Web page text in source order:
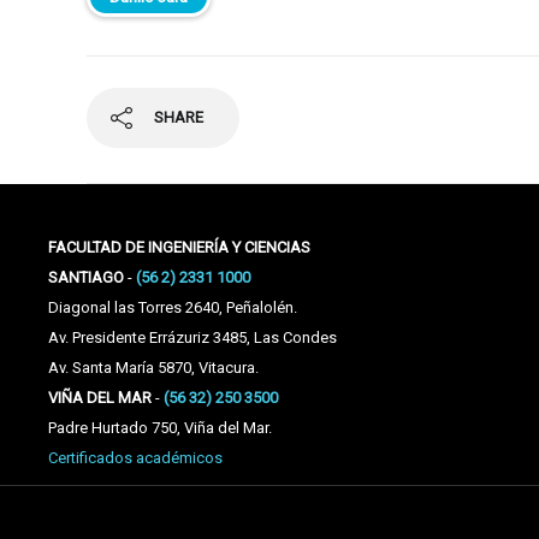
SHARE
FACULTAD DE INGENIERÍA Y CIENCIAS
SANTIAGO- (56 2) 2331 1000
Diagonal las Torres 2640, Peñalolén.
Av. Presidente Errázuriz 3485, Las Condes
Av. Santa María 5870, Vitacura.
VIÑA DEL MAR- (56 32) 250 3500
Padre Hurtado 750, Viña del Mar.
Certificados académicos